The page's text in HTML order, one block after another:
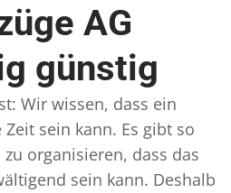
AG
günstig
Wir wissen, dass ein
sein kann. Es gibt so
organisieren, dass das
sein kann. Deshalb